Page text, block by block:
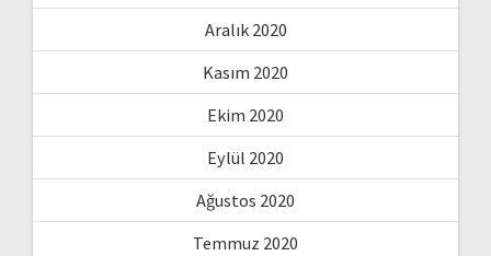
Aralık 2020
Kasım 2020
Ekim 2020
Eylül 2020
Ağustos 2020
Temmuz 2020